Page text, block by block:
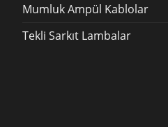
Mumluk Ampül Kablolar
Tekli Sarkıt Lambalar